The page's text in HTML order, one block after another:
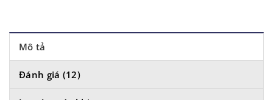
Mô tả
Đánh giá (12)